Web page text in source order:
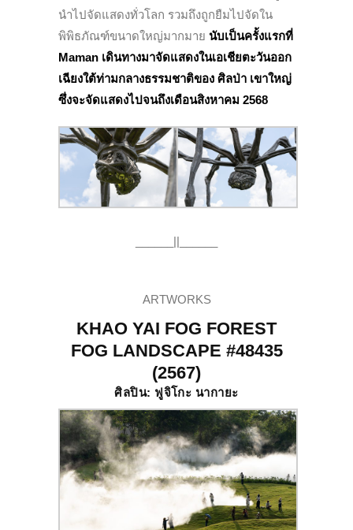
นำไปจัดแสดงทั่วโลก รวมถึงถูกยืมไปจัดใน
พิพิธภัณฑ์ขนาดใหญ่มากมาย นับเป็นครั้งแรกที่
Maman เดินทางมาจัดแสดงในเอเชียตะวันออก
เฉียงใต้ท่ามกลางธรรมชาติของ ศิลป่า เขาใหญ่
ซึ่งจะจัดแสดงไปจนถึงเดือนสิงหาคม 2568
______||______
ARTWORKS
KHAO YAI FOG FOREST
FOG LANDSCAPE #48435
(2567)
ศิลปิน: ฟูจิโกะ นากายะ